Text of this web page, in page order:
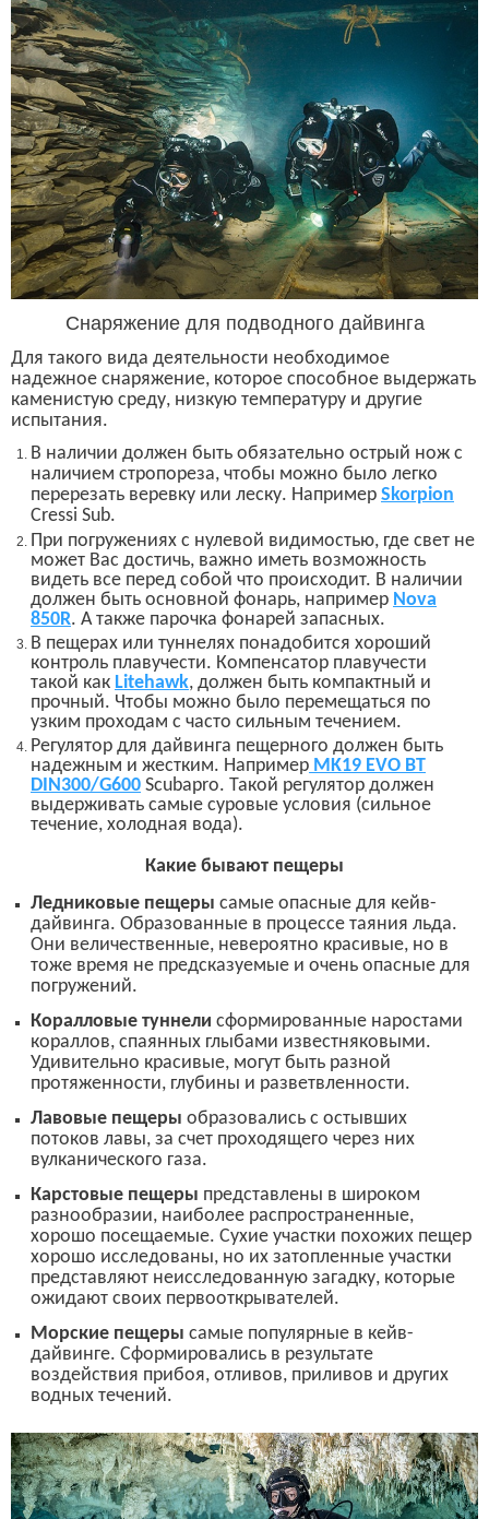
Снаряжение для подводного дайвинга
Для такого вида деятельности необходимое
надежное снаряжение, которое способное выдержать
каменистую среду, низкую температуру и другие
испытания.
В наличии должен быть обязательно острый нож с
наличием стропореза, чтобы можно было легко
перерезать веревку или леску. Например Skorpion
Cressi Sub.
При погружениях с нулевой видимостью, где свет не
может Вас достичь, важно иметь возможность
видеть все перед собой что происходит. В наличии
должен быть основной фонарь, например Nova
850R. А также парочка фонарей запасных.
В пещерах или туннелях понадобится хороший
контроль плавучести. Компенсатор плавучести
такой как Litehawk, должен быть компактный и
прочный. Чтобы можно было перемещаться по
узким проходам с часто сильным течением.
Регулятор для дайвинга пещерного должен быть
надежным и жестким. Например MK19 EVO BT
DIN300/G600 Scubapro. Такой регулятор должен
выдерживать самые суровые условия (сильное
течение, холодная вода).
Какие бывают пещеры
Ледниковые пещеры самые опасные для кейв-
дайвинга. Образованные в процессе таяния льда.
Они величественные, невероятно красивые, но в
тоже время не предсказуемые и очень опасные для
погружений.
Коралловые туннели сформированные наростами
кораллов, спаянных глыбами известняковыми.
Удивительно красивые, могут быть разной
протяженности, глубины и разветвленности.
Лавовые пещеры образовались с остывших
потоков лавы, за счет проходящего через них
вулканического газа.
Карстовые пещеры представлены в широком
разнообразии, наиболее распространенные,
хорошо посещаемые. Сухие участки похожих пещер
хорошо исследованы, но их затопленные участки
представляют неисследованную загадку, которые
ожидают своих первооткрывателей.
Морские пещеры самые популярные в кейв-
дайвинге. Сформировались в результате
воздействия прибоя, отливов, приливов и других
водных течений.